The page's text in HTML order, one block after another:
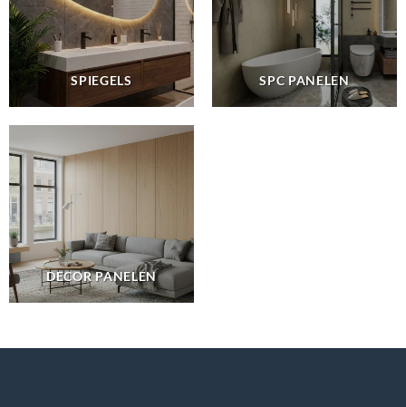
SPIEGELS SPC PANELEN
DECOR PANELEN